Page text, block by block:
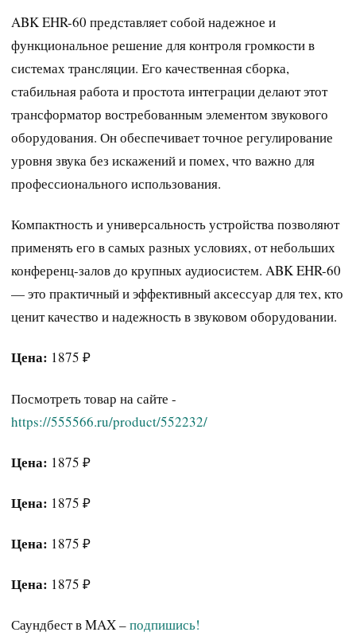
ABK EHR-60 представляет собой надежное и
функциональное решение для контроля громкости в
системах трансляции. Его качественная сборка,
стабильная работа и простота интеграции делают этот
трансформатор востребованным элементом звукового
оборудования. Он обеспечивает точное регулирование
уровня звука без искажений и помех, что важно для
профессионального использования.
Компактность и универсальность устройства позволяют
применять его в самых разных условиях, от небольших
конференц-залов до крупных аудиосистем. ABK EHR-60
— это практичный и эффективный аксессуар для тех, кто
ценит качество и надежность в звуковом оборудовании.
Цена: 1875 ₽
Посмотреть товар на сайте -
https://555566.ru/product/552232/
Цена: 1875 ₽
Цена: 1875 ₽
Цена: 1875 ₽
Цена: 1875 ₽
Саундбест в MAX –подпишись!